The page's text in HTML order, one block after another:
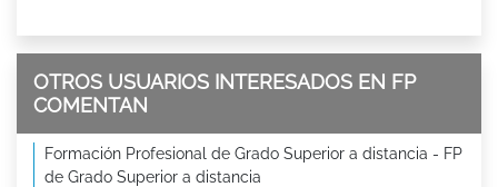
OTROS USUARIOS INTERESADOS EN FP
COMENTAN
Formación Profesional de Grado Superior a distancia - FP
de Grado Superior a distancia